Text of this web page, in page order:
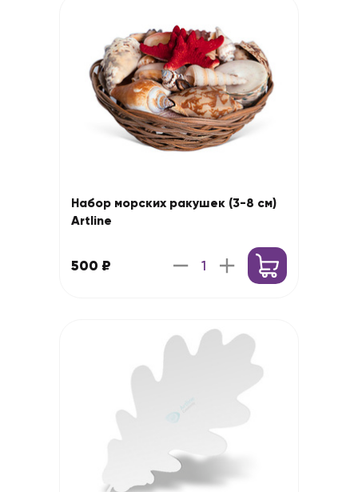
Набор морских ракушек (3-8 см)
Artline
500 ₽